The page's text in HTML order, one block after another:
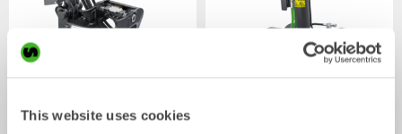
This website uses cookies